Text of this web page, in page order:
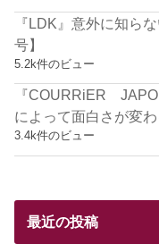
『LDK』意外に知ら
号】
5.2k件のビュー
『COURRiER
によって面白さが変わ
3.4k件のビュー
最近の投稿